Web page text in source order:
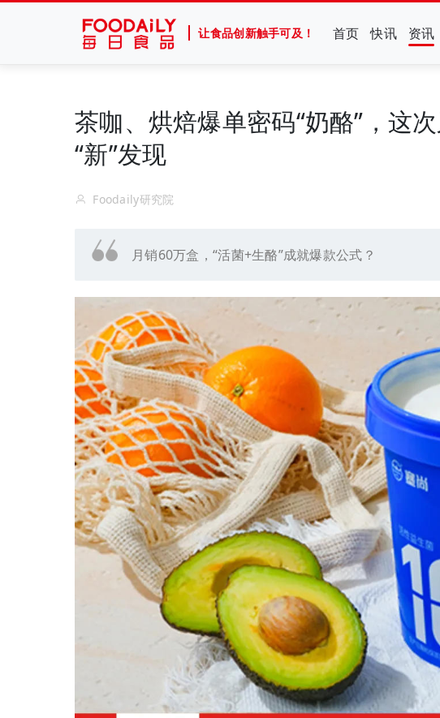
让食品创新触手可及！ 首页 快讯 资讯
茶咖、烘焙爆单密码“奶酪”，这
“新”发现
Foodaily研究院
月销60万盒，“活菌+生酪”成就爆款公式？